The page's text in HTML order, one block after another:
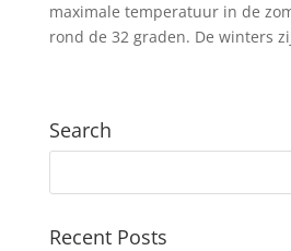
maximale temperatuur in de
rond de 32 graden. De winters
Search
Recent Posts